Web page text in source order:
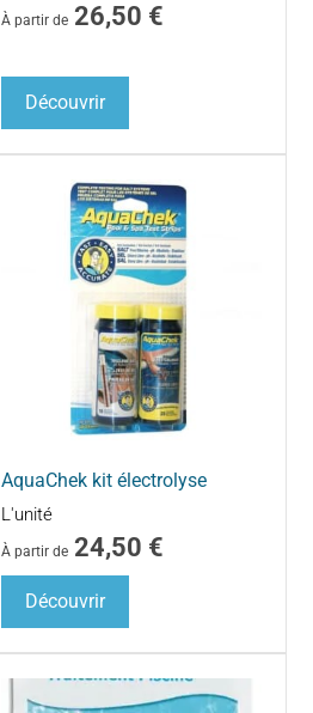
À partir de 26,50 €
Découvrir
AquaChek kit électrolyse
L'unité
À partir de 24,50 €
Découvrir